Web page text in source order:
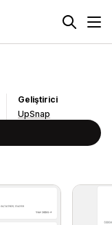
Geliştirici
UpSnap